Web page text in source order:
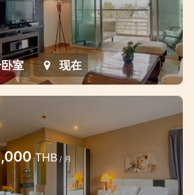
室 现在
THB / 月